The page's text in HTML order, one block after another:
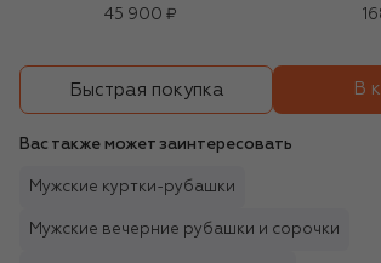
45 900 ₽
Быстрая покупка В
Вас также может заинтересовать
Мужские куртки-рубашки
Мужские вечерние рубашки и сорочки